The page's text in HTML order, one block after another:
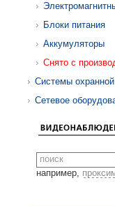
Блоки питания
Аккумуляторы
Снято с
Системы
Сетевое
например,